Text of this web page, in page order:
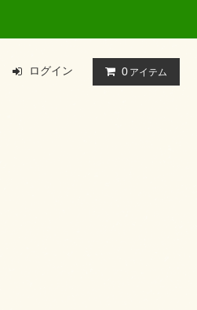
ログイン 0 アイテム